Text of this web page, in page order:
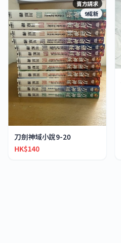
賣方請求
9成新
刀劍神域小說9-20
HK$140